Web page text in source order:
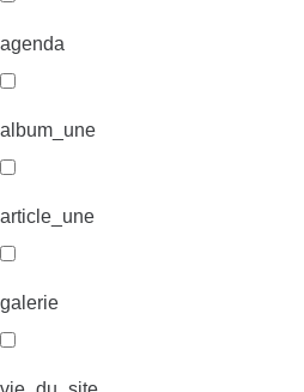
agenda
album_une
article_une
galerie